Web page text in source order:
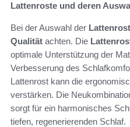
Lattenroste und deren
Bei der Auswahl der
Qualität achten. Die
optimale Unterstützung der
Verbesserung des
Lattenrost kann die
verstärken. Die
sorgt für ein harmonisches
tiefen, regenerierenden Schlaf.